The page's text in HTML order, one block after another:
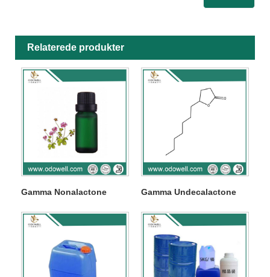
Relaterede produkter
Gamma Nonalactone Gamma Undecalactone